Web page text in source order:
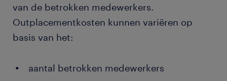
van de betrokken medewerkers.
Outplacementkosten kunnen variëren op
basis van het:
aantal betrokken medewerkers